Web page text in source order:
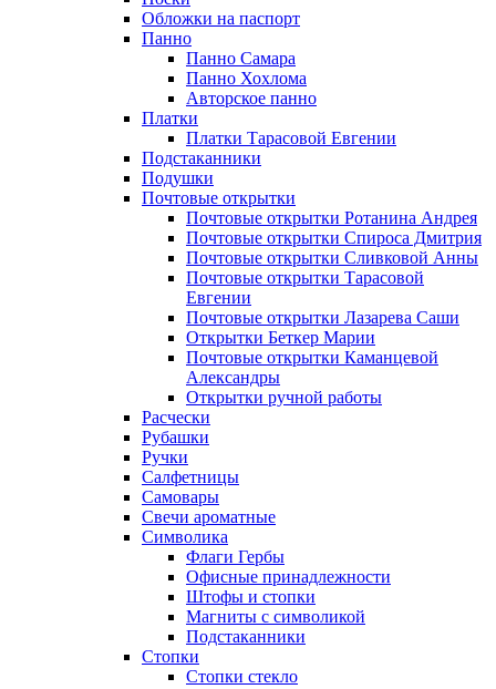
Обложки на паспорт
Панно
Панно Самара
Панно Хохлома
Авторское панно
Платки
Платки Тарасовой Евгении
Подстаканники
Подушки
Почтовые открытки
Почтовые открытки Ротанина Андрея
Почтовые открытки Спироса Дмитрия
Почтовые открытки Сливковой Анны
Почтовые открытки Тарасовой
Евгении
Почтовые открытки Лазарева Саши
Открытки Беткер Марии
Почтовые открытки Каманцевой
Александры
Открытки ручной работы
Расчески
Рубашки
Ручки
Салфетницы
Самовары
Свечи ароматные
Символика
Флаги Гербы
Офисные принадлежности
Штофы и стопки
Магниты с символикой
Подстаканники
Стопки
Стопки стекло